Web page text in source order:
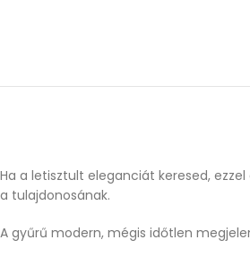
Ha a letisztult eleganciát keresed,
a tulajdonosának.
A gyűrű modern, mégis időtlen